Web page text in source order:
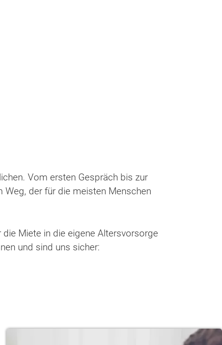
Vom ersten Gespräch bis zur
Weg, der für die meisten Menschen
Miete in die eigene Altersvorsorge
und sind uns sicher: